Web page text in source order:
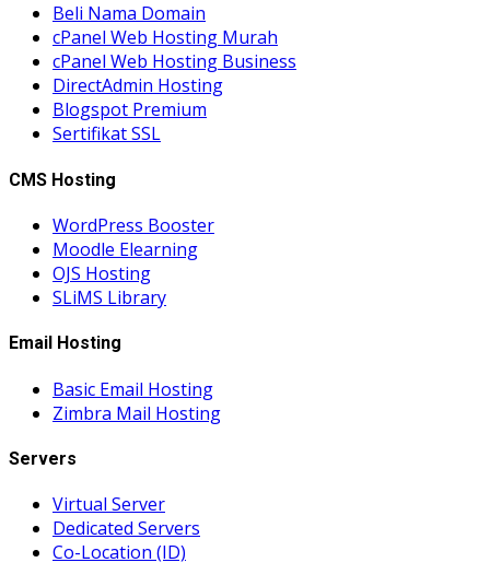
Beli Nama Domain
cPanel Web Hosting Murah
cPanel Web Hosting Business
DirectAdmin Hosting
Blogspot Premium
Sertifikat SSL
CMS Hosting
WordPress Booster
Moodle Elearning
OJS Hosting
SLiMS Library
Email Hosting
Basic Email Hosting
Zimbra Mail Hosting
Servers
Virtual Server
Dedicated Servers
Co-Location (ID)